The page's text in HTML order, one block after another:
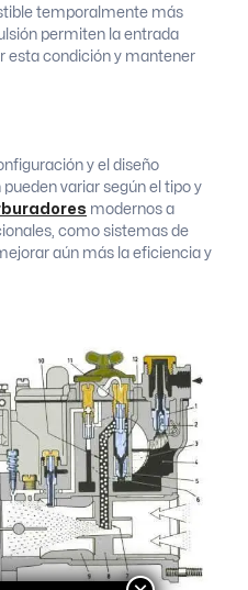
temporalmente más
permiten la entrada
esta condición y mantener
y el diseño
variar según el tipo y
modernos a
como sistemas de
aún más la eficiencia y